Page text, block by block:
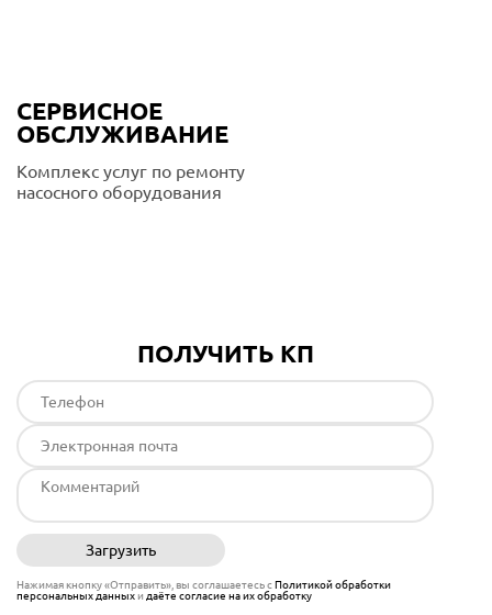
СЕРВИСНОЕ
ОБСЛУЖИВАНИЕ
Комплекс услуг по ремонту
насосного оборудования
ПОЛУЧИТЬ КП
Загрузить
Нажимая кнопку «Отправить», вы соглашаетесь сПолитикой обработки
персональных данныхи даёте согласие на их обработку